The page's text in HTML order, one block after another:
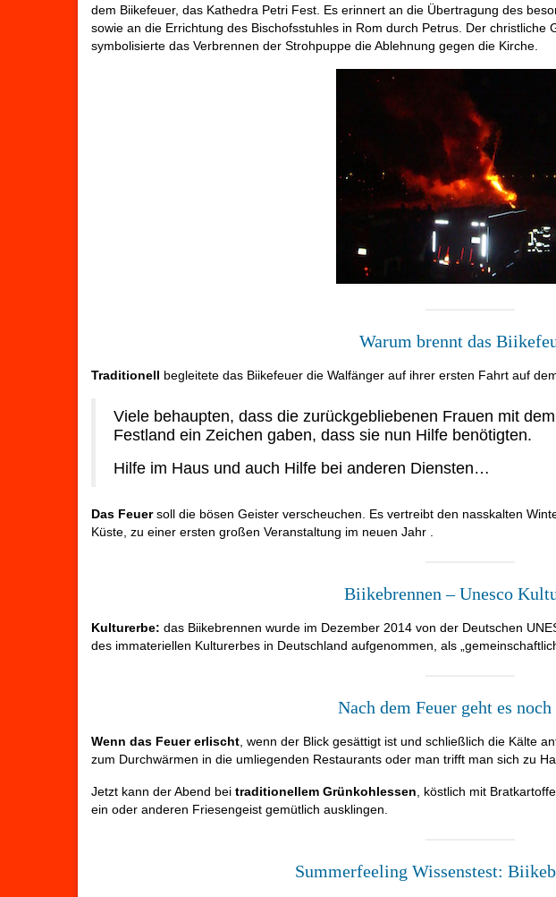
dem Biikefeuer, das Kathedra Petri Fest. Es erinnert an die Übertragung des
sowie an die Errichtung des Bischofsstuhles in Rom durch Petrus. Der christliche
symbolisierte das Verbrennen der Strohpuppe die Ablehnung gegen die Kirche.
Warum brennt das
Traditionell begleitete das Biikefeuer die Walfänger auf ihrer ersten Fahrt auf
Viele behaupten, dass die zurückgebliebenen Frauen mit
Festland ein Zeichen gaben, dass sie nun Hilfe benötigten.
Hilfe im Haus und auch Hilfe bei anderen Diensten…
Das Feuersoll die bösen Geister verscheuchen. Es vertreibt den nasskalten
Küste, zu einer ersten großen Veranstaltung im neuen Jahr .
Biikebrennen – Unesco
Kulturerbe: das Biikebrennen wurde im Dezember 2014 von der Deutschen
des immateriellen Kulturerbes in Deutschland aufgenommen, als
Nach dem Feuer geht es
Wenn das Feuer erlischt, wenn der Blick gesättigt ist und schließlich die Kälte
zum Durchwärmen in die umliegenden Restaurants oder man trifft man sich zu
Jetzt kann der Abend bei traditionellem Grünkohlessen, köstlich mit
ein oder anderen Friesengeist gemütlich ausklingen.
Summerfeeling Wissenstest: